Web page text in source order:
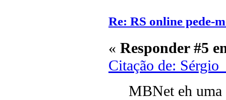
Re: RS online pede-
« Responder #5
Citação de:
MBNet eh